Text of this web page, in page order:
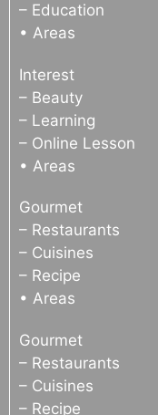
– Education
• Areas
Interest
– Beauty
– Learning
– Online Lesson
• Areas
Gourmet
– Restaurants
– Cuisines
– Recipe
• Areas
Gourmet
– Restaurants
– Cuisines
– Recipe